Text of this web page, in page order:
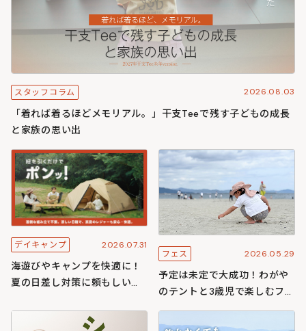
スタッフコラム 2026.08.03
「着れば着るほどメモリアル。」干支Teeで残す子どもの成長
と家族の思い出
デイキャンプ 2026.07.31
海遊びやキャンプを快適に！
夏の日差し対策に頼もしいワ
ズ
フェス 2026.05.29
予定は未定で大成功！わがや
のテントと3歳児で楽しむフェ
スキャンプ